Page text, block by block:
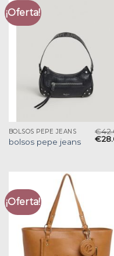
¡Oferta!
BOLSOS PEPE JEANS
bolsos pepe jeans
€
€
¡Oferta!